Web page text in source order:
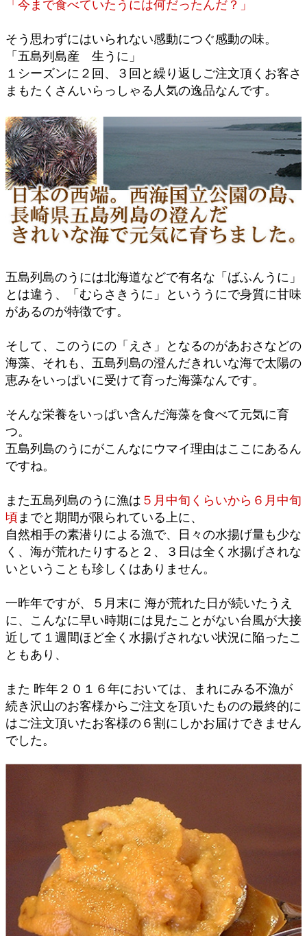
「今まで食べていたうには何だったんだ？」
そう思わずにはいられない感動につぐ感動の味。
「五島列島産 生うに」
１シーズンに２回、３回と繰り返しご注文頂くお客さ
まもたくさんいらっしゃる人気の逸品なんです。
五島列島のうには北海道などで有名な「ばふんうに」
とは違う、「むらさきうに」といううにで身質に甘味
があるのが特徴です。
そして、このうにの「えさ」となるのがあおさなどの
海藻、それも、五島列島の澄んだきれいな海で太陽の
恵みをいっぱいに受けて育った海藻なんです。
そんな栄養をいっぱい含んだ海藻を食べて元気に育
つ。
五島列島のうにがこんなにウマイ理由はここにあるん
ですね。
また五島列島のうに漁は ５月中旬くらいから６月中旬
頃 までと期間が限られている上に、
自然相手の素潜りによる漁で、日々の水揚げ量も少な
く、海が荒れたりすると２、３日は全く水揚げされな
いということも珍しくはありません。
一昨年ですが、５月末に 海が荒れた日が続いたうえ
に、こんなに早い時期には見たことがない台風が大接
近して１週間ほど全く水揚げされない状況に陥ったこ
ともあり、
また 昨年２０１６年においては、まれにみる不漁が
続き沢山のお客様からご注文を頂いたものの最終的に
はご注文頂いたお客様の６割にしかお届けできません
でした。